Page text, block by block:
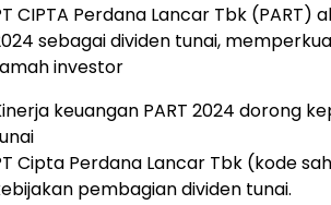
CIPTA Perdana Lancar Tbk (PART)
sebagai dividen tunai,
investor
keuangan PART 2024 dorong
Cipta Perdana Lancar Tbk (kode
pembagian dividen tunai.